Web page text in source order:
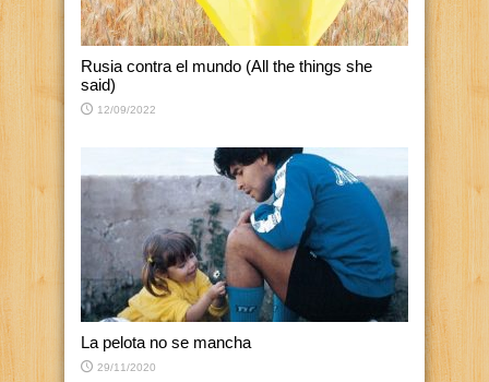
Rusia contra el mundo (All the things she
said)
12/09/2022
La pelota no se mancha
29/11/2020